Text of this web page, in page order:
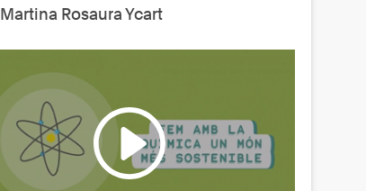
Martina Rosaura Ycart